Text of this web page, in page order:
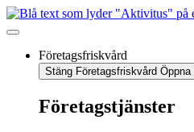
Företagsfriskvård
Stäng Företagsfriskvård Öppna
Företagstjänster